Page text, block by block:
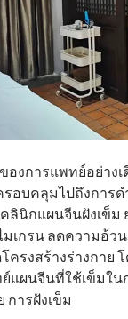
องการแพทย์อย่างเ
อบคลุมไปถึงการ
ลินิกแผนจีนฝังเข็ม
เกรน ลดความอ้วน
ครงสร้างร่างกาย
แผนจีนที่ใช้เข็มใน
การฝังเข็ม